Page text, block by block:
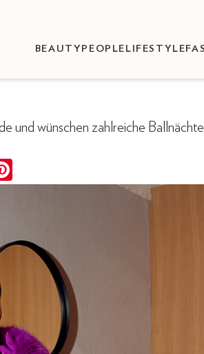
BEAUTY PEOPLE LIFESTYLE
und wünschen zahlreiche